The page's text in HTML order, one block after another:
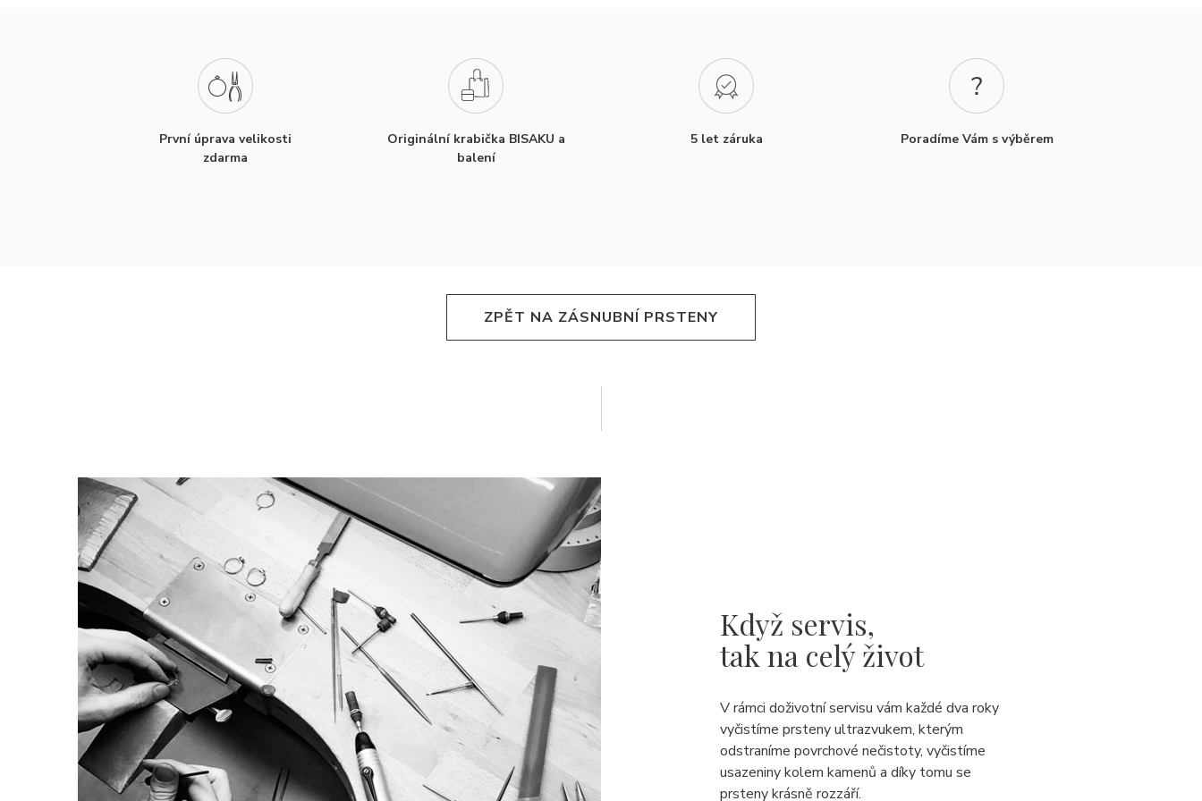
První úprava velikosti
zdarma
Originální krabička BISAKU a
balení
5 let záruka Poradíme Vám s výběrem
ZPĚT NA ZÁSNUBNÍ PRSTENY
Když servis,
tak na celý život
V rámci doživotní servisu vám každé dva roky
vyčistíme prsteny ultrazvukem, kterým
odstraníme povrchové nečistoty, vyčistíme
usazeniny kolem kamenů a díky tomu se
prsteny krásně rozzáří.